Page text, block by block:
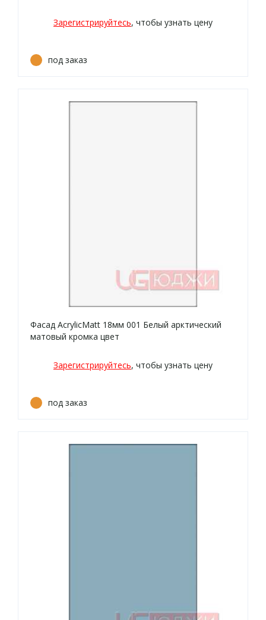
Зарегистрируйтесь, чтобы узнать цену
под заказ
Фасад AcrylicMatt 18мм 001 Белый арктический
матовый кромка цвет
Зарегистрируйтесь, чтобы узнать цену
под заказ